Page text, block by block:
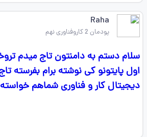
Raha
پودمان 2 کاروفناوری نهم
اول پایتونو کی نوشته برام بفرسته
دیجیتال کار و فناوری شماهم